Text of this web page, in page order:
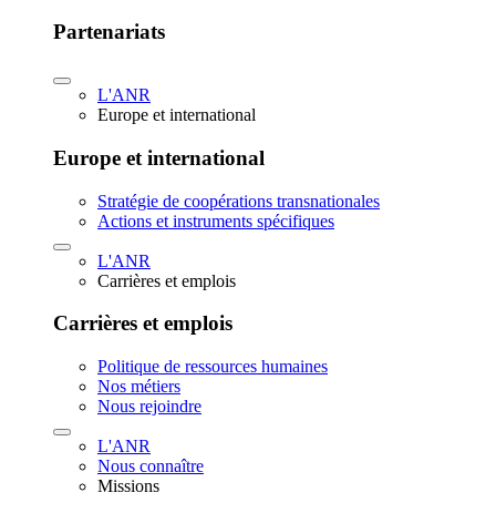
Partenariats
L'ANR
Europe et international
Europe et international
Stratégie de coopérations transnationales
Actions et instruments spécifiques
L'ANR
Carrières et emplois
Carrières et emplois
Politique de ressources humaines
Nos métiers
Nous rejoindre
L'ANR
Nous connaître
Missions